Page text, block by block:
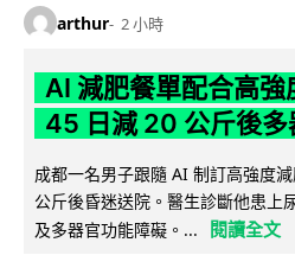
arthur 2 小時
AI 減肥餐單配合高
45 日減 20 公斤後多
成都一名男子跟隨 AI 制訂高強度
公斤後昏迷送院。醫生診斷他患上
及多器官功能障礙。...
閱讀全文